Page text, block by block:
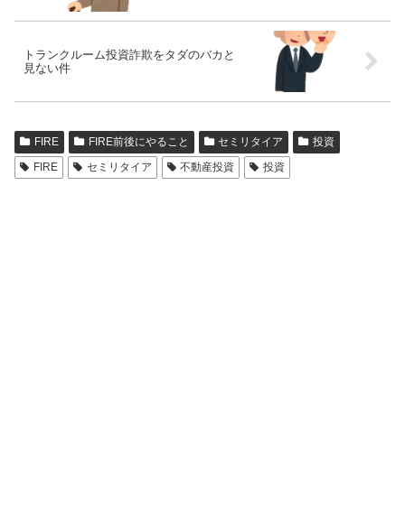
トランクルーム投資詐欺をタダのバカと
見ない件
FIRE FIRE前後にやること セミリタイア
投資
FIRE
セミリタイア 不動産投資 投資